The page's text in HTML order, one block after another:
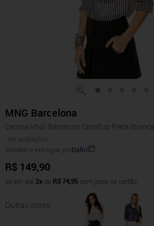
MNG Barcelona
Camisa MNG Barcelona Camiflup Preta/Branca
Ver avaliações
Vendido e entregue porDafiti
R$ 149,90
ou em até 2x de R$ 74,95 sem juros no cartão
Outras cores